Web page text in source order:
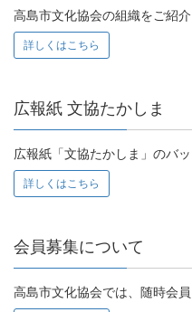
高島市文化協会の組織をご紹
詳しくはこちら
広報紙 文協たかしま
広報紙「文協たかしま」のバ
詳しくはこちら
会員募集について
高島市文化協会では、随時会